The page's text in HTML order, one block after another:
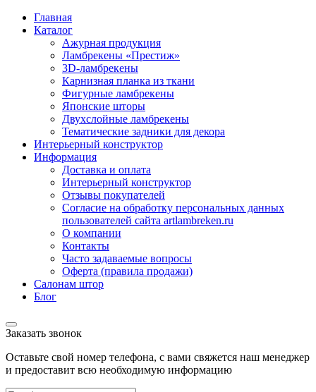
Главная
Каталог
Ажурная продукция
Ламбрекены «Престиж»
3D-ламбрекены
Карнизная планка из ткани
Фигурные ламбрекены
Японские шторы
Двухслойные ламбрекены
Тематические задники для декора
Интерьерный конструктор
Информация
Доставка и оплата
Интерьерный конструктор
Отзывы покупателей
Согласие на обработку персональных данных
пользователей сайта artlambreken.ru
О компании
Контакты
Часто задаваемые вопросы
Оферта (правила продажи)
Салонам штор
Блог
Заказать звонок
Оставьте свой номер телефона, с вами свяжется наш менеджер
и предоставит всю необходимую информацию